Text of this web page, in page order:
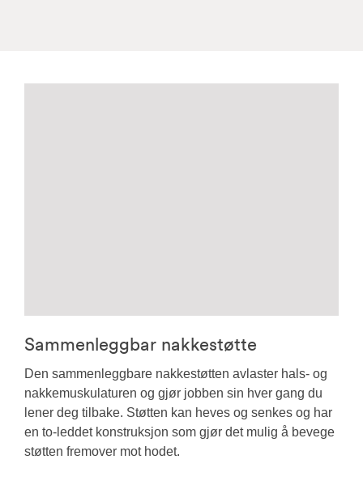
Sammenleggbar nakkestøtte
Den sammenleggbare nakkestøtten avlaster hals- og
nakkemuskulaturen og gjør jobben sin hver gang du
lener deg tilbake. Støtten kan heves og senkes og har
en to-leddet konstruksjon som gjør det mulig å bevege
støtten fremover mot hodet.